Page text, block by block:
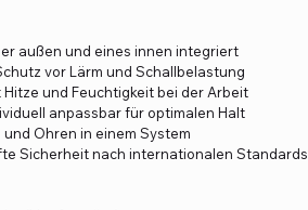
außen und eines innen integriert
vor Lärm und Schallbelastung
und Feuchtigkeit bei der Arbeit
anpassbar für optimalen Halt
Ohren in einem System
Sicherheit nach internationalen Standards